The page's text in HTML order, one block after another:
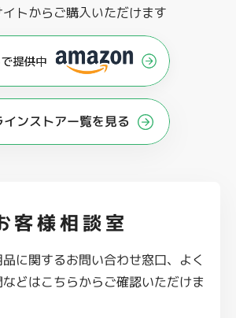
トからご購入いただけます
インストアー覧を見る
客様相談室
に関するお問い合わせ窓口、よく
どはこちらからご確認いただけま